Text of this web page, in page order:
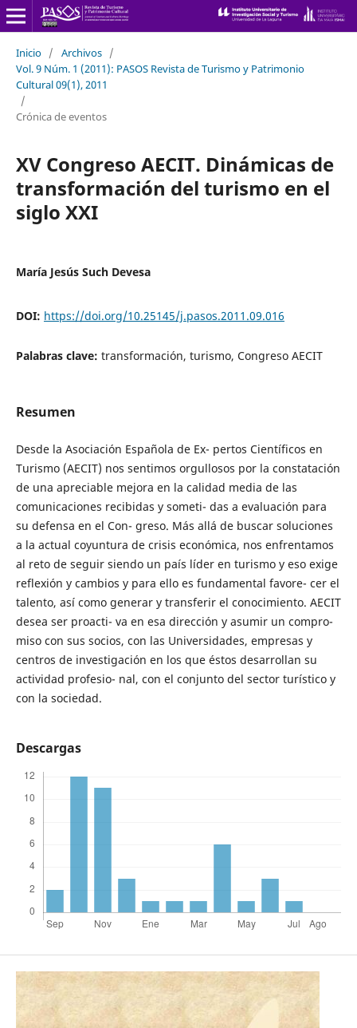
Inicio / Archivos /
Vol. 9 Núm. 1 (2011): PASOS Revista de Turismo y Patrimonio
Cultural 09(1), 2011
/
Crónica de eventos
XV Congreso AECIT. Dinámicas de
transformación del turismo en el
siglo XXI
María Jesús Such Devesa
DOI: https://doi.org/10.25145/j.pasos.2011.09.016
Palabras clave: transformación, turismo, Congreso AECIT
Resumen
Desde la Asociación Española de Ex- pertos Científicos en
Turismo (AECIT) nos sentimos orgullosos por la constatación
de una apreciable mejora en la calidad media de las
comunicaciones recibidas y someti- das a evaluación para
su defensa en el Con- greso. Más allá de buscar soluciones
a la actual coyuntura de crisis económica, nos enfrentamos
al reto de seguir siendo un país líder en turismo y eso exige
reflexión y cambios y para ello es fundamental favore- cer el
talento, así como generar y transferir el conocimiento. AECIT
desea ser proacti- va en esa dirección y asumir un compro-
miso con sus socios, con las Universidades, empresas y
centros de investigación en los que éstos desarrollan su
actividad profesio- nal, con el conjunto del sector turístico y
con la sociedad.
Descargas